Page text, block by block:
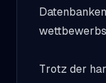
Trotz der